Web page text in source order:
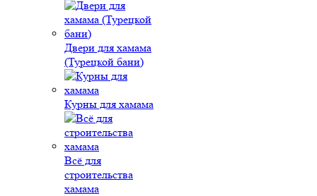
Двери для хамама
(Турецкой бани)
Курны для хамама
Всё для
строительства
хамама